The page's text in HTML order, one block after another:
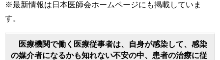
※最新情報は日本医師会ホームページにも掲載していま
す。
医療機関で働く医療従事者は、自身が感染して、感染
の媒介者になるかも知れない不安の中、患者の治療に従